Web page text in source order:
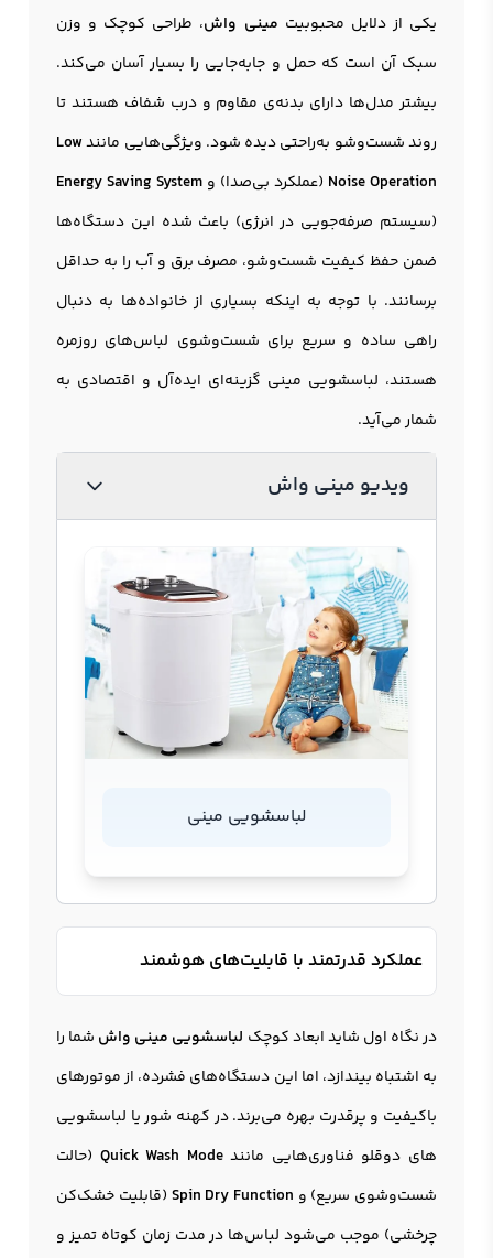
یکی از دلایل محبوبیت مینی واش، طراحی کوچک و وزن
سبک آن است که حمل و جابه‌جایی را بسیار آسان می‌کند.
بیشتر مدل‌ها دارای بدنه‌ی مقاوم و درب شفاف هستند تا
روند شست‌وشو به‌راحتی دیده شود. ویژگی‌هایی مانندLow
Noise Operation (عملکرد بی‌صدا) و Energy Saving System
(سیستم صرفه‌جویی در انرژی) باعث شده این دستگاه‌ها
ضمن حفظ کیفیت شست‌وشو، مصرف برق و آب را به حداقل
برسانند. با توجه به اینکه بسیاری از خانواده‌ها به دنبال
راهی ساده و سریع برای شست‌وشوی لباس‌های روزمره
هستند، لباسشویی مینی گزینه‌ای ایده‌آل و اقتصادی به
شمار می‌آید.
ویدیو مینی واش
لباسشویی مینی
عملکرد قدرتمند با قابلیت‌های هوشمند
در نگاه اول شاید ابعاد کوچک لباسشویی مینی واش شما را
به اشتباه بیندازد، اما این دستگاه‌های فشرده، از موتورهای
باکیفیت و پرقدرت بهره می‌برند. در کهنه شور یا لباسشویی
های دوقلو فناوری‌هایی مانندQuick Wash Mode (حالت
شست‌وشوی سریع) و Spin Dry Function (قابلیت خشک‌کن
چرخشی) موجب می‌شود لباس‌ها در مدت زمان کوتاه تمیز و